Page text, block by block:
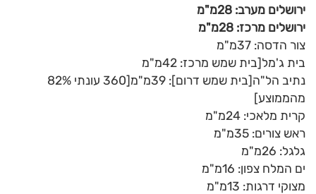
ירושלים מערב: 28מ"מ
ירושלים מרכז: 28מ"מ
צור הדסה: 37מ"מ
בית ג'מל[בית שמש מרכז: 42מ"מ
נתיב הל"ה[בית שמש דרום]: 39מ"מ[360 עונתי 82%
מהממוצע]
קרית מלאכי: 24מ"מ
ראש צורים: 35מ"מ
גלגל: 26מ"מ
ים המלח צפון: 16מ"מ
מצוקי דרגות: 13מ"מ